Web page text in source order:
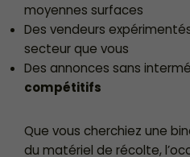
moyennes surfaces
Des vendeurs
secteur que vous
Des annonces sans
compétitifs
Que vous cherchiez une
du matériel de récolte,